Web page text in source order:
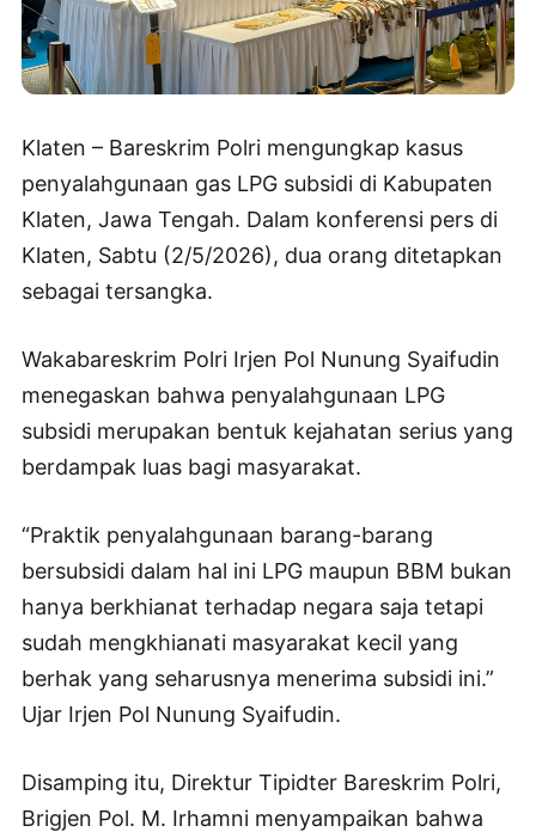
Klaten – Bareskrim Polri mengungkap kasus
penyalahgunaan gas LPG subsidi di Kabupaten
Klaten, Jawa Tengah. Dalam konferensi pers di
Klaten, Sabtu (2/5/2026), dua orang ditetapkan
sebagai tersangka.
Wakabareskrim Polri Irjen Pol Nunung Syaifudin
menegaskan bahwa penyalahgunaan LPG
subsidi merupakan bentuk kejahatan serius yang
berdampak luas bagi masyarakat.
“Praktik penyalahgunaan barang-barang
bersubsidi dalam hal ini LPG maupun BBM bukan
hanya berkhianat terhadap negara saja tetapi
sudah mengkhianati masyarakat kecil yang
berhak yang seharusnya menerima subsidi ini.”
Ujar Irjen Pol Nunung Syaifudin.
Disamping itu, Direktur Tipidter Bareskrim Polri,
Brigjen Pol. M. Irhamni menyampaikan bahwa